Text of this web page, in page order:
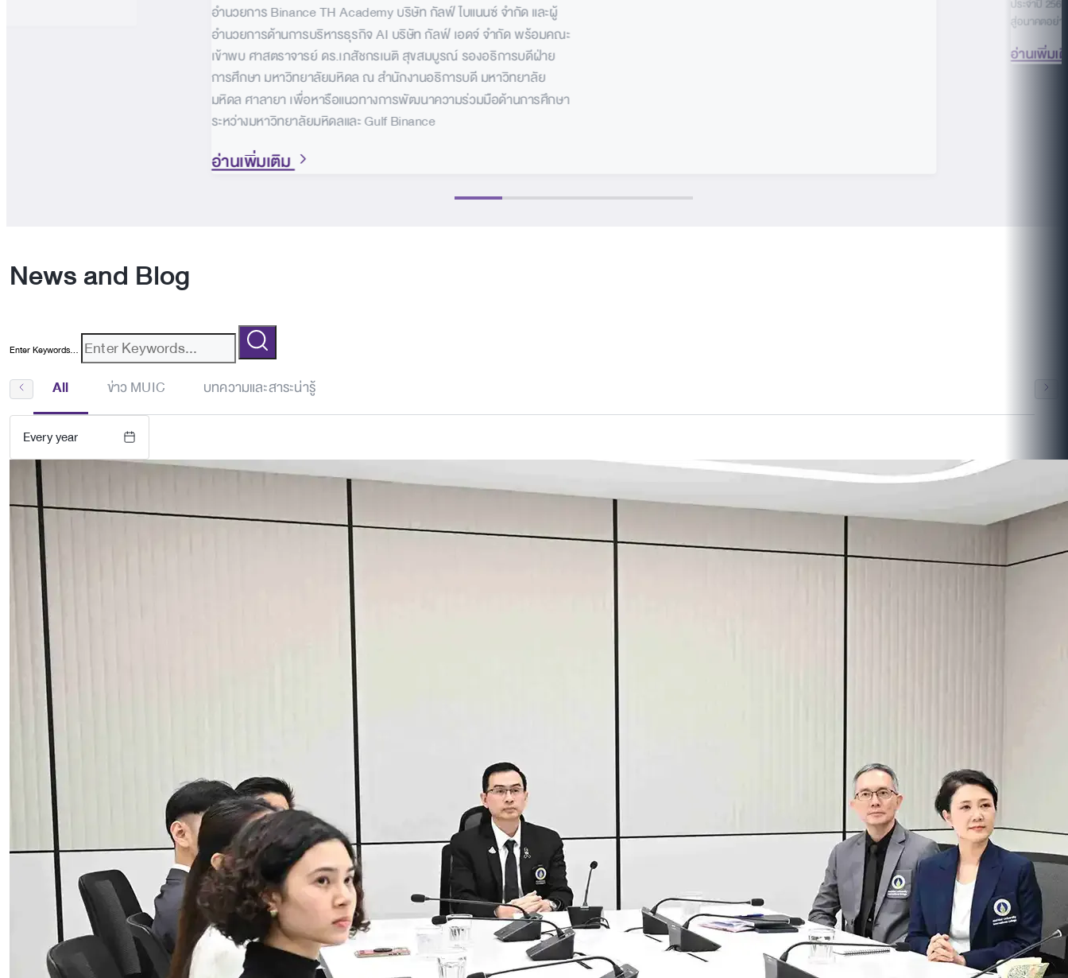
อำนวยการ Binance TH Academy บริษัท กัลฟ์ ไบแนนซ์ จำกัด และผู้
อำนวยการด้านการบริหารธุรกิจ AI บริษัท กัลฟ์ เอดจ์ จำกัด พร้อมคณะ
เข้าพบ ศาสตราจารย์ ดร.เภสัชกรเนติ สุขสมบูรณ์ รองอธิการบดีฝ่าย
การศึกษา มหาวิทยาลัยมหิดล ณ สำนักงานอธิการบดี มหาวิทยาลัย
มหิดล ศาลายา เพื่อหารือแนวทางการพัฒนาความร่วมมือด้านการศึกษา
ระหว่างมหาวิทยาลัยมหิดลและ Gulf Binance
อ่านเพิ่มเติม
ประจำปี
สู่อนาคตอย่า
อ่านเพิ่มเ
News and Blog
Enter Keywords...
All ข่าว MUIC บทความและสาระน่ารู้
Every year